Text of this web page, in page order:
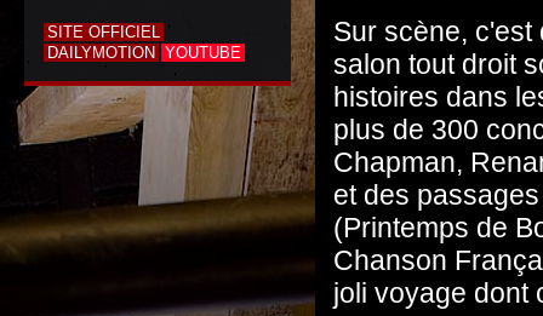
SITE OFFICIEL
DAILYMOTION YOUTUBE
Sur scène, c'est
salon tout droit
histoires dans
plus de 300
Chapman,
et des
(Printemps de
Chanson
joli voyage dont